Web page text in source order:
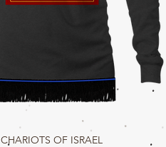
Schnellansicht
CHARIOTS OF ISRAEL